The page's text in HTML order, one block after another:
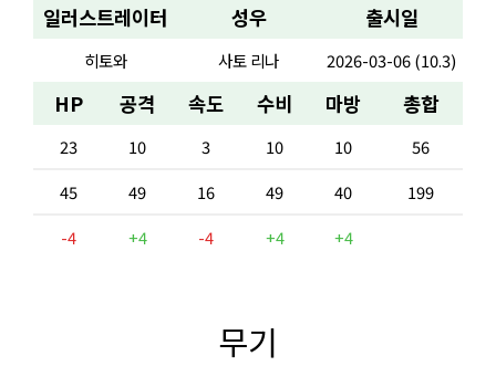
일러스트레이터 성우 출시일
히토와 사토 리나 2026-03-06 (10.3)
HP 공격 속도 수비 마방 총합
23 10 3 10 10
56
45
49 16 49 40
199
-4
+4 -4 +4 +4
무기